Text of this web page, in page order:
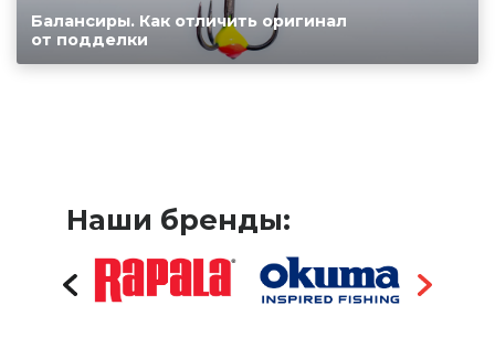
Балансиры. Как отличить оригинал
от подделки
Наши бренды: